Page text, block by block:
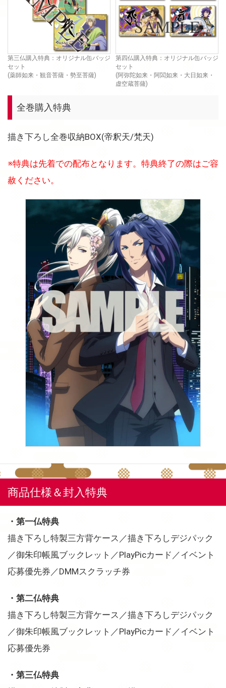
第三仏購入特典：オリジナル缶バッジ
セット
(薬師如来・観音菩薩・勢至菩薩)
第四仏購入特典：オリジナル缶バッジ
セット
(阿弥陀如来・阿閦如来・大日如来・
虚空蔵菩薩)
全巻購入特典
描き下ろし全巻収納BOX(帝釈天/梵天)
※特典は先着での配布となります。特典終了の際はご容
赦ください。
商品仕様＆封入特典
・第一仏特典
描き下ろし特製三方背ケース／描き下ろしデジパック
／御朱印帳風ブックレット／PlayPicカード／イベント
応募優先券／DMMスクラッチ券
・第二仏特典
描き下ろし特製三方背ケース／描き下ろしデジパック
／御朱印帳風ブックレット／PlayPicカード／イベント
応募優先券
・第三仏特典